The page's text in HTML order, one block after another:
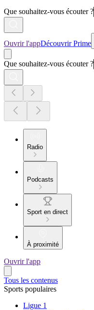
Que souhaitez-vous écouter ?
Ouvrir l'appDécouvrir Prime
Que souhaitez-vous écouter ?
Radio
Podcasts
Sport en direct
À proximité
Ouvrir l'app
Tous les contenus
Sports populaires
Ligue 1